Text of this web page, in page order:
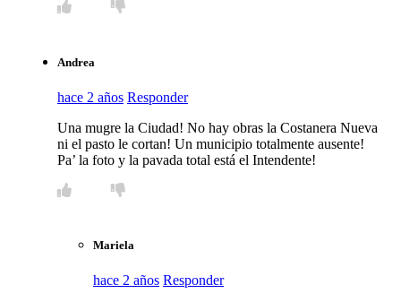
Andrea
hace 2 años Responder
Una mugre la Ciudad! No hay obras la Costanera Nueva
ni el pasto le cortan! Un municipio totalmente ausente!
Pa’ la foto y la pavada total está el Intendente!
Mariela
hace 2 años Responder